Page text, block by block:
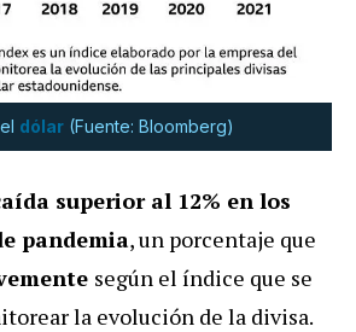
dólar(Fuente: Bloomberg)
superior al 12% en los
pandemia, un porcentaje que
según el índice que se
la evolución de la divisa.